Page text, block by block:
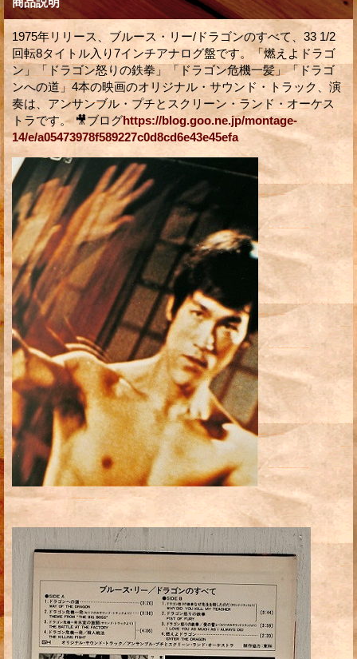
1975年リリース、ブルース・リー/ドラゴンのすべて、33 1/2
回転8タイトル入り7インチアナログ盤です。「燃えよドラゴ
ン」「ドラゴン怒りの鉄拳」「ドラゴン危機一髪」「ドラゴ
ンへの道」4本の映画のオリジナル・サウンド・トラック、演
奏は、アンサンブル・プチとスクリーン・ランド・オーケス
トラです。 🎥ブログhttps://blog.goo.ne.jp/montage-
14/e/a05473978f589227c0d8cd6e43e45efa